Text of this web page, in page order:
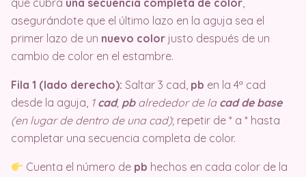
que cubra una secuencia completa de color,
asegurándote que el último lazo en la aguja sea el
primer lazo de un nuevo color justo después de un
cambio de color en el estambre.
Fila 1 (lado derecho): Saltar 3 cad, pb en la 4ª cad
desde la aguja, 1 cad, pbalrededor de la cad de base
(en lugar de dentro de una cad); repetir de * a * hasta
completar una secuencia completa de color.
Cuenta el número de pb hechos en cada color de la